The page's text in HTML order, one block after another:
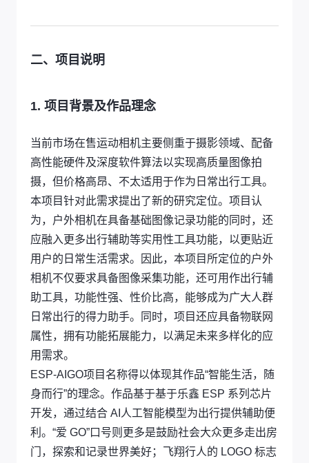
二、项目说明
1. 项目背景及作品理念
当前市场在售运动相机主要侧重于摄影领域、配备
高性能硬件及深度软件算法以实现高质量图像拍
摄，但价格高昂、不太适用于作为日常出行工具。
本项目针对此需求提出了新的研究定位。项目认
为，户外相机在具备基础图像记录功能的同时，还
应融入更多出行辅助等实用性工具功能，以更贴近
用户的日常生活需求。因此，本项目所定位的户外
相机不仅要求具备图像采集功能，还可用作出行辅
助工具，功能性强、性价比高，能够成为广大人群
日常出行的得力助手。同时，项目还应具备物联网
属性，拥有功能拓展能力，以满足未来多样化的应
用需求。
ESP-AIGO项目名称得以体现其作品“智能生活，随
身而行”的理念。作品基于基于乐鑫 ESP 系列芯片
开发，通过结合 AI人工智能模型为出行提供辅助便
利。“爱 GO”口号则更多是鼓励社会大众更多走出房
门，探索和记录世界美好；飞翔行人的 LOGO 标志